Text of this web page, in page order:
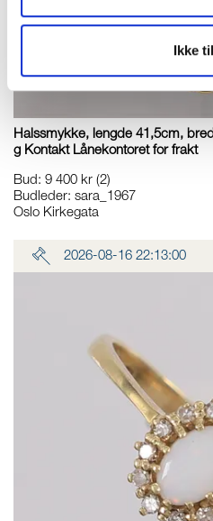
Ikke
Halssmykke, lengde 41,5cm,
g Kontakt Lånekontoret for frakt
Bud: 9 400 kr (2)
Budleder: sara_1967
Oslo Kirkegata
2026-08-16 22:13:00